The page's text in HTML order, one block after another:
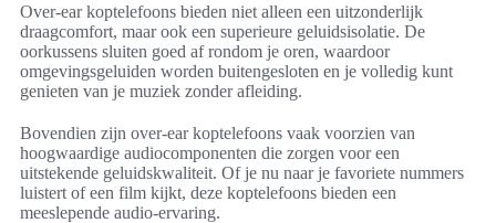
Over-ear koptelefoons bieden niet alleen een uitzonderlijk
draagcomfort, maar ook een superieure geluidsisolatie. De
oorkussens sluiten goed af rondom je oren, waardoor
omgevingsgeluiden worden buitengesloten en je volledig kunt
genieten van je muziek zonder afleiding.
Bovendien zijn over-ear koptelefoons vaak voorzien van
hoogwaardige audiocomponenten die zorgen voor een
uitstekende geluidskwaliteit. Of je nu naar je favoriete nummers
luistert of een film kijkt, deze koptelefoons bieden een
meeslepende audio-ervaring.